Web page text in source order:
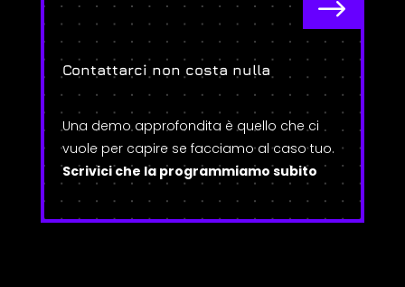
$
Contattarci non costa nulla
Una demo approfondita è quello che ci
vuole per capire se facciamo al caso tuo.
Scrivici che la programmiamo subito